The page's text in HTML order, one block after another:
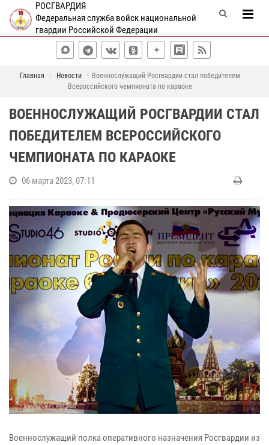
РОСГВАРДИЯ
Федеральная служба войск национальной
гвардии Российской Федерации
Главная Новости
Военнослужащий Росгвардии стал победителем
Всероссийского чемпионата по караоке
ВОЕННОСЛУЖАЩИЙ РОСГВАРДИИ СТАЛ
ПОБЕДИТЕЛЕМ ВСЕРОССИЙСКОГО
ЧЕМПИОНАТА ПО КАРАОКЕ
06 марта 2023, 07:11
Военнослужащий полка оперативного назначения Росгвардии из